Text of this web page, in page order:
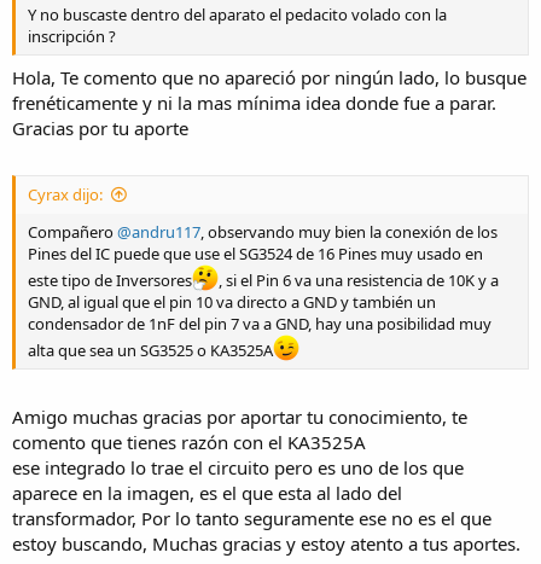
Y no buscaste dentro del aparato el pedacito volado con la
inscripción ?
Hola, Te comento que no apareció por ningún lado, lo busque
frenéticamente y ni la mas mínima idea donde fue a parar.
Gracias por tu aporte
Cyrax dijo:
Compañero@andru117, observando muy bien la conexión de los
Pines del IC puede que use el SG3524 de 16 Pines muy usado en
este tipo de Inversores
, si el Pin 6 va una resistencia de 10K y a
GND, al igual que el pin 10 va directo a GND y también un
condensador de 1nF del pin 7 va a GND, hay una posibilidad muy
alta que sea un SG3525 o KA3525A
Amigo muchas gracias por aportar tu conocimiento, te
comento que tienes razón con el KA3525A
ese integrado lo trae el circuito pero es uno de los que
aparece en la imagen, es el que esta al lado del
transformador, Por lo tanto seguramente ese no es el que
estoy buscando, Muchas gracias y estoy atento a tus aportes.